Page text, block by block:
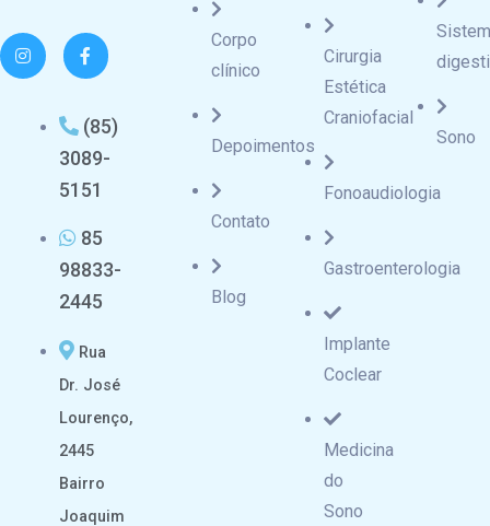
(85)
3089-
5151
85
98833-
2445
Rua
Dr. José
Lourenço,
2445
Bairro
Joaquim
Corpo
clínico
Depoimentos
Contato
Blog
Cirurgia
Estética
Craniofacial
Fonoaudiologia
Gastroenterologia
Implante
Coclear
Medicina
do
Sono
Sono